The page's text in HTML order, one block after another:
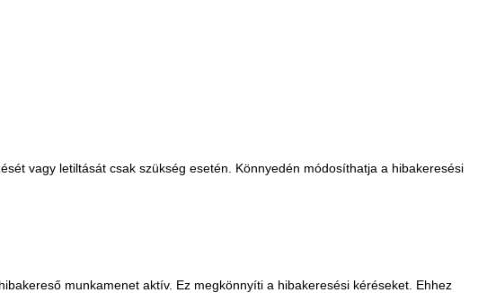
vagy letiltását csak szükség esetén. Könnyedén módosíthatja a hibakeresési
munkamenet aktív. Ez megkönnyíti a hibakeresési kéréseket. Ehhez